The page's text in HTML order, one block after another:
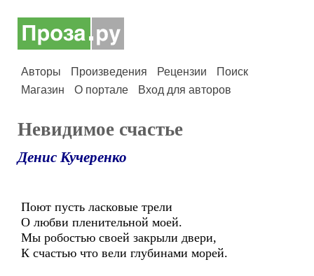
Авторы Произведения Рецензии
Поиск
Магазин
О портале Вход для авторов
Невидимое счастье
Денис Кучеренко
Поют пусть ласковые трели
О любви пленительной моей.
Мы робостью своей закрыли двери,
К счастью что вели глубинами морей.